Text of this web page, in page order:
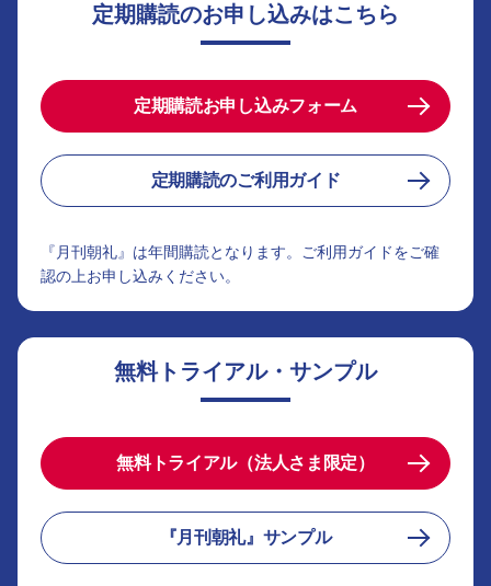
定期購読のお申し込みはこちら
定期購読お申し込みフォーム
定期購読のご利用ガイド
『月刊朝礼』は年間購読となります。ご利用ガイドをご確
認の上お申し込みください。
無料トライアル・サンプル
無料トライアル（法人さま限定）
『月刊朝礼』サンプル